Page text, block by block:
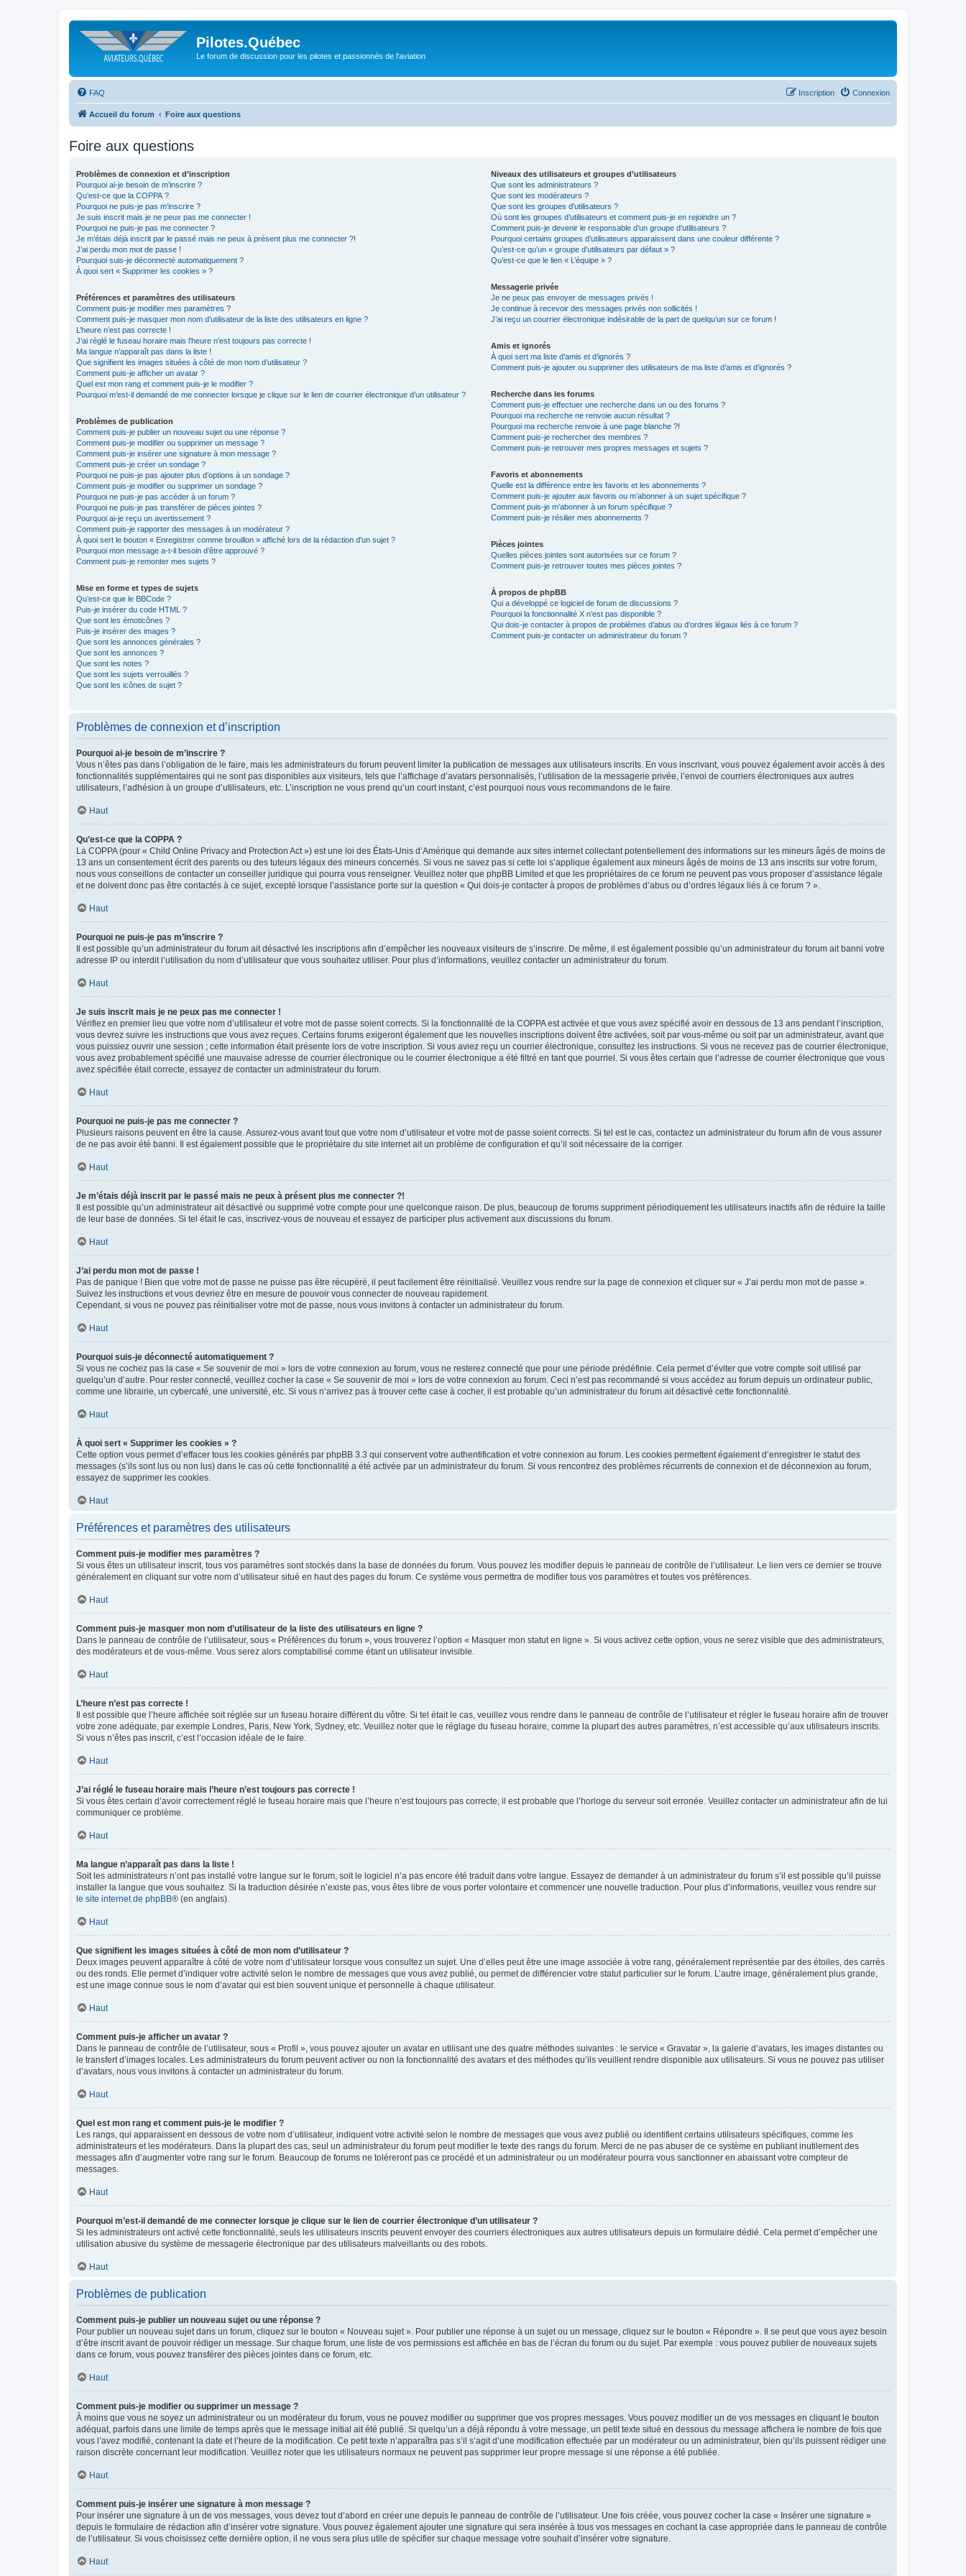
Pilotes.Québec
Le forum de discussion pour les pilotes et passionnés de l'aviation
FAQ Connexion
Inscription
Accueil du forum Foire aux questions
Foire aux questions
Problèmes de connexion et d’inscription
Pourquoi ai-je besoin de m’inscrire ?
Qu’est-ce que la COPPA ?
Pourquoi ne puis-je pas m’inscrire ?
Je suis inscrit mais je ne peux pas me connecter !
Pourquoi ne puis-je pas me connecter ?
Je m’étais déjà inscrit par le passé mais ne peux à présent plus me connecter ?!
J’ai perdu mon mot de passe !
Pourquoi suis-je déconnecté automatiquement ?
À quoi sert « Supprimer les cookies » ?
Préférences et paramètres des utilisateurs
Comment puis-je modifier mes paramètres ?
Comment puis-je masquer mon nom d’utilisateur de la liste des utilisateurs en ligne ?
L’heure n’est pas correcte !
J’ai réglé le fuseau horaire mais l’heure n’est toujours pas correcte !
Ma langue n’apparaît pas dans la liste !
Que signifient les images situées à côté de mon nom d’utilisateur ?
Comment puis-je afficher un avatar ?
Quel est mon rang et comment puis-je le modifier ?
Pourquoi m’est-il demandé de me connecter lorsque je clique sur le lien de courrier électronique d’un utilisateur ?
Problèmes de publication
Comment puis-je publier un nouveau sujet ou une réponse ?
Comment puis-je modifier ou supprimer un message ?
Comment puis-je insérer une signature à mon message ?
Comment puis-je créer un sondage ?
Pourquoi ne puis-je pas ajouter plus d’options à un sondage ?
Comment puis-je modifier ou supprimer un sondage ?
Pourquoi ne puis-je pas accéder à un forum ?
Pourquoi ne puis-je pas transférer de pièces jointes ?
Pourquoi ai-je reçu un avertissement ?
Comment puis-je rapporter des messages à un modérateur ?
À quoi sert le bouton « Enregistrer comme brouillon » affiché lors de la rédaction d’un sujet ?
Pourquoi mon message a-t-il besoin d’être approuvé ?
Comment puis-je remonter mes sujets ?
Mise en forme et types de sujets
Qu’est-ce que le BBCode ?
Puis-je insérer du code HTML ?
Que sont les émoticônes ?
Puis-je insérer des images ?
Que sont les annonces générales ?
Que sont les annonces ?
Que sont les notes ?
Que sont les sujets verrouillés ?
Que sont les icônes de sujet ?
Niveaux des utilisateurs et groupes d’utilisateurs
Que sont les administrateurs ?
Que sont les modérateurs ?
Que sont les groupes d’utilisateurs ?
Où sont les groupes d’utilisateurs et comment puis-je en rejoindre un ?
Comment puis-je devenir le responsable d’un groupe d’utilisateurs ?
Pourquoi certains groupes d’utilisateurs apparaissent dans une couleur différente ?
Qu’est-ce qu’un « groupe d’utilisateurs par défaut » ?
Qu’est-ce que le lien « L’équipe » ?
Messagerie privée
Je ne peux pas envoyer de messages privés !
Je continue à recevoir des messages privés non sollicités !
J’ai reçu un courrier électronique indésirable de la part de quelqu’un sur ce forum !
Amis et ignorés
À quoi sert ma liste d’amis et d’ignorés ?
Comment puis-je ajouter ou supprimer des utilisateurs de ma liste d’amis et d’ignorés ?
Recherche dans les forums
Comment puis-je effectuer une recherche dans un ou des forums ?
Pourquoi ma recherche ne renvoie aucun résultat ?
Pourquoi ma recherche renvoie à une page blanche ?!
Comment puis-je rechercher des membres ?
Comment puis-je retrouver mes propres messages et sujets ?
Favoris et abonnements
Quelle est la différence entre les favoris et les abonnements ?
Comment puis-je ajouter aux favoris ou m’abonner à un sujet spécifique ?
Comment puis-je m’abonner à un forum spécifique ?
Comment puis-je résilier mes abonnements ?
Pièces jointes
Quelles pièces jointes sont autorisées sur ce forum ?
Comment puis-je retrouver toutes mes pièces jointes ?
À propos de phpBB
Qui a développé ce logiciel de forum de discussions ?
Pourquoi la fonctionnalité X n’est pas disponible ?
Qui dois-je contacter à propos de problèmes d’abus ou d’ordres légaux liés à ce forum ?
Comment puis-je contacter un administrateur du forum ?
Problèmes de connexion et d’inscription
Pourquoi ai-je besoin de m’inscrire ?
Vous n’êtes pas dans l’obligation de le faire, mais les administrateurs du forum peuvent limiter la publication de messages aux utilisateurs inscrits. En vous inscrivant, vous pouvez également avoir accès à des
fonctionnalités supplémentaires qui ne sont pas disponibles aux visiteurs, tels que l’affichage d’avatars personnalisés, l’utilisation de la messagerie privée, l’envoi de courriers électroniques aux autres
utilisateurs, l’adhésion à un groupe d’utilisateurs, etc. L’inscription ne vous prend qu’un court instant, c’est pourquoi nous vous recommandons de le faire.
Haut
Qu’est-ce que la COPPA ?
La COPPA (pour « Child Online Privacy and Protection Act ») est une loi des États-Unis d’Amérique qui demande aux sites internet collectant potentiellement des informations sur les mineurs âgés de moins de
13 ans un consentement écrit des parents ou des tuteurs légaux des mineurs concernés. Si vous ne savez pas si cette loi s’applique également aux mineurs âgés de moins de 13 ans inscrits sur votre forum,
nous vous conseillons de contacter un conseiller juridique qui pourra vous renseigner. Veuillez noter que phpBB Limited et que les propriétaires de ce forum ne peuvent pas vous proposer d’assistance légale
et ne doivent donc pas être contactés à ce sujet, excepté lorsque l’assistance porte sur la question « Qui dois-je contacter à propos de problèmes d’abus ou d’ordres légaux liés à ce forum ? ».
Haut
Pourquoi ne puis-je pas m’inscrire ?
Il est possible qu’un administrateur du forum ait désactivé les inscriptions afin d’empêcher les nouveaux visiteurs de s’inscrire. De même, il est également possible qu’un administrateur du forum ait banni votre
adresse IP ou interdit l’utilisation du nom d’utilisateur que vous souhaitez utiliser. Pour plus d’informations, veuillez contacter un administrateur du forum.
Haut
Je suis inscrit mais je ne peux pas me connecter !
Vérifiez en premier lieu que votre nom d’utilisateur et votre mot de passe soient corrects. Si la fonctionnalité de la COPPA est activée et que vous avez spécifié avoir en dessous de 13 ans pendant l’inscription,
vous devrez suivre les instructions que vous avez reçues. Certains forums exigeront également que les nouvelles inscriptions doivent être activées, soit par vous-même ou soit par un administrateur, avant que
vous puissiez ouvrir une session ; cette information était présente lors de votre inscription. Si vous aviez reçu un courrier électronique, consultez les instructions. Si vous ne recevez pas de courrier électronique,
vous avez probablement spécifié une mauvaise adresse de courrier électronique ou le courrier électronique a été filtré en tant que pourriel. Si vous êtes certain que l’adresse de courrier électronique que vous
avez spécifiée était correcte, essayez de contacter un administrateur du forum.
Haut
Pourquoi ne puis-je pas me connecter ?
Plusieurs raisons peuvent en être la cause. Assurez-vous avant tout que votre nom d’utilisateur et votre mot de passe soient corrects. Si tel est le cas, contactez un administrateur du forum afin de vous assurer
de ne pas avoir été banni. Il est également possible que le propriétaire du site internet ait un problème de configuration et qu’il soit nécessaire de la corriger.
Haut
Je m’étais déjà inscrit par le passé mais ne peux à présent plus me connecter ?!
Il est possible qu’un administrateur ait désactivé ou supprimé votre compte pour une quelconque raison. De plus, beaucoup de forums suppriment périodiquement les utilisateurs inactifs afin de réduire la taille
de leur base de données. Si tel était le cas, inscrivez-vous de nouveau et essayez de participer plus activement aux discussions du forum.
Haut
J’ai perdu mon mot de passe !
Pas de panique ! Bien que votre mot de passe ne puisse pas être récupéré, il peut facilement être réinitialisé. Veuillez vous rendre sur la page de connexion et cliquer sur « J’ai perdu mon mot de passe ».
Suivez les instructions et vous devriez être en mesure de pouvoir vous connecter de nouveau rapidement.
Cependant, si vous ne pouvez pas réinitialiser votre mot de passe, nous vous invitons à contacter un administrateur du forum.
Haut
Pourquoi suis-je déconnecté automatiquement ?
Si vous ne cochez pas la case « Se souvenir de moi » lors de votre connexion au forum, vous ne resterez connecté que pour une période prédéfinie. Cela permet d’éviter que votre compte soit utilisé par
quelqu’un d’autre. Pour rester connecté, veuillez cocher la case « Se souvenir de moi » lors de votre connexion au forum. Ceci n’est pas recommandé si vous accédez au forum depuis un ordinateur public,
comme une librairie, un cybercafé, une université, etc. Si vous n’arrivez pas à trouver cette case à cocher, il est probable qu’un administrateur du forum ait désactivé cette fonctionnalité.
Haut
À quoi sert « Supprimer les cookies » ?
Cette option vous permet d’effacer tous les cookies générés par phpBB 3.3 qui conservent votre authentification et votre connexion au forum. Les cookies permettent également d’enregistrer le statut des
messages (s’ils sont lus ou non lus) dans le cas où cette fonctionnalité a été activée par un administrateur du forum. Si vous rencontrez des problèmes récurrents de connexion et de déconnexion au forum,
essayez de supprimer les cookies.
Haut
Préférences et paramètres des utilisateurs
Comment puis-je modifier mes paramètres ?
Si vous êtes un utilisateur inscrit, tous vos paramètres sont stockés dans la base de données du forum. Vous pouvez les modifier depuis le panneau de contrôle de l’utilisateur. Le lien vers ce dernier se trouve
généralement en cliquant sur votre nom d’utilisateur situé en haut des pages du forum. Ce système vous permettra de modifier tous vos paramètres et toutes vos préférences.
Haut
Comment puis-je masquer mon nom d’utilisateur de la liste des utilisateurs en ligne ?
Dans le panneau de contrôle de l’utilisateur, sous « Préférences du forum », vous trouverez l’option « Masquer mon statut en ligne ». Si vous activez cette option, vous ne serez visible que des administrateurs,
des modérateurs et de vous-même. Vous serez alors comptabilisé comme étant un utilisateur invisible.
Haut
L’heure n’est pas correcte !
Il est possible que l’heure affichée soit réglée sur un fuseau horaire différent du vôtre. Si tel était le cas, veuillez vous rendre dans le panneau de contrôle de l’utilisateur et régler le fuseau horaire afin de trouver
votre zone adéquate, par exemple Londres, Paris, New York, Sydney, etc. Veuillez noter que le réglage du fuseau horaire, comme la plupart des autres paramètres, n’est accessible qu’aux utilisateurs inscrits.
Si vous n’êtes pas inscrit, c’est l’occasion idéale de le faire.
Haut
J’ai réglé le fuseau horaire mais l’heure n’est toujours pas correcte !
Si vous êtes certain d’avoir correctement réglé le fuseau horaire mais que l’heure n’est toujours pas correcte, il est probable que l’horloge du serveur soit erronée. Veuillez contacter un administrateur afin de lui
communiquer ce problème.
Haut
Ma langue n’apparaît pas dans la liste !
Soit les administrateurs n’ont pas installé votre langue sur le forum, soit le logiciel n’a pas encore été traduit dans votre langue. Essayez de demander à un administrateur du forum s’il est possible qu’il puisse
installer la langue que vous souhaitez. Si la traduction désirée n’existe pas, vous êtes libre de vous porter volontaire et commencer une nouvelle traduction. Pour plus d’informations, veuillez vous rendre sur
le site internet de phpBB® (en anglais).
Haut
Que signifient les images situées à côté de mon nom d’utilisateur ?
Deux images peuvent apparaître à côté de votre nom d’utilisateur lorsque vous consultez un sujet. Une d’elles peut être une image associée à votre rang, généralement représentée par des étoiles, des carrés
ou des ronds. Elle permet d’indiquer votre activité selon le nombre de messages que vous avez publié, ou permet de différencier votre statut particulier sur le forum. L’autre image, généralement plus grande,
est une image connue sous le nom d’avatar qui est bien souvent unique et personnelle à chaque utilisateur.
Haut
Comment puis-je afficher un avatar ?
Dans le panneau de contrôle de l’utilisateur, sous « Profil », vous pouvez ajouter un avatar en utilisant une des quatre méthodes suivantes : le service « Gravatar », la galerie d’avatars, les images distantes ou
le transfert d’images locales. Les administrateurs du forum peuvent activer ou non la fonctionnalité des avatars et des méthodes qu’ils veuillent rendre disponible aux utilisateurs. Si vous ne pouvez pas utiliser
d’avatars, nous vous invitons à contacter un administrateur du forum.
Haut
Quel est mon rang et comment puis-je le modifier ?
Les rangs, qui apparaissent en dessous de votre nom d’utilisateur, indiquent votre activité selon le nombre de messages que vous avez publié ou identifient certains utilisateurs spécifiques, comme les
administrateurs et les modérateurs. Dans la plupart des cas, seul un administrateur du forum peut modifier le texte des rangs du forum. Merci de ne pas abuser de ce système en publiant inutilement des
messages afin d’augmenter votre rang sur le forum. Beaucoup de forums ne toléreront pas ce procédé et un administrateur ou un modérateur pourra vous sanctionner en abaissant votre compteur de
messages.
Haut
Pourquoi m’est-il demandé de me connecter lorsque je clique sur le lien de courrier électronique d’un utilisateur ?
Si les administrateurs ont activé cette fonctionnalité, seuls les utilisateurs inscrits peuvent envoyer des courriers électroniques aux autres utilisateurs depuis un formulaire dédié. Cela permet d’empêcher une
utilisation abusive du système de messagerie électronique par des utilisateurs malveillants ou des robots.
Haut
Problèmes de publication
Comment puis-je publier un nouveau sujet ou une réponse ?
Pour publier un nouveau sujet dans un forum, cliquez sur le bouton « Nouveau sujet ». Pour publier une réponse à un sujet ou un message, cliquez sur le bouton « Répondre ». Il se peut que vous ayez besoin
d’être inscrit avant de pouvoir rédiger un message. Sur chaque forum, une liste de vos permissions est affichée en bas de l’écran du forum ou du sujet. Par exemple : vous pouvez publier de nouveaux sujets
dans ce forum, vous pouvez transférer des pièces jointes dans ce forum, etc.
Haut
Comment puis-je modifier ou supprimer un message ?
À moins que vous ne soyez un administrateur ou un modérateur du forum, vous ne pouvez modifier ou supprimer que vos propres messages. Vous pouvez modifier un de vos messages en cliquant le bouton
adéquat, parfois dans une limite de temps après que le message initial ait été publié. Si quelqu’un a déjà répondu à votre message, un petit texte situé en dessous du message affichera le nombre de fois que
vous l’avez modifié, contenant la date et l’heure de la modification. Ce petit texte n’apparaîtra pas s’il s’agit d’une modification effectuée par un modérateur ou un administrateur, bien qu’ils puissent rédiger une
raison discrète concernant leur modification. Veuillez noter que les utilisateurs normaux ne peuvent pas supprimer leur propre message si une réponse a été publiée.
Haut
Comment puis-je insérer une signature à mon message ?
Pour insérer une signature à un de vos messages, vous devez tout d’abord en créer une depuis le panneau de contrôle de l’utilisateur. Une fois créée, vous pouvez cocher la case « Insérer une signature »
depuis le formulaire de rédaction afin d’insérer votre signature. Vous pouvez également ajouter une signature qui sera insérée à tous vos messages en cochant la case appropriée dans le panneau de contrôle
de l’utilisateur. Si vous choisissez cette dernière option, il ne vous sera plus utile de spécifier sur chaque message votre souhait d’insérer votre signature.
Haut